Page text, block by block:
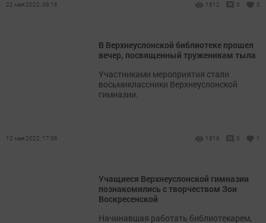
22 мая 2022, 09:16 1612 0 0
В Верхнеуслонской библиотеке прошел
вечер, посвященный труженикам тыла
Участниками мероприятия стали
восьмиклассники Верхнеуслонской
гимназии.
12 мая 2022, 17:36 1816 0 1
Учащиеся Верхнеуслонской гимназии
познакомились с творчеством Зои
Воскресенской
Начинавшая работать библиотекарем,